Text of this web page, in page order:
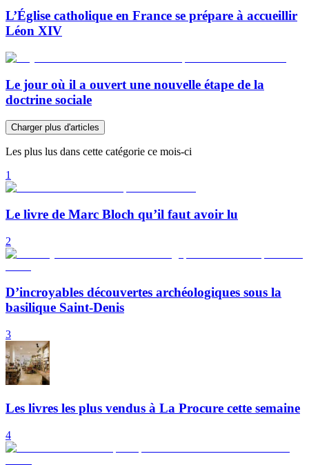
L’Église catholique en France se prépare à accueillir
Léon XIV
Le jour où il a ouvert une nouvelle étape de la
doctrine sociale
Charger plus d'articles
Les plus lus dans cette catégorie ce mois-ci
1
Le livre de Marc Bloch qu’il faut avoir lu
2
D’incroyables découvertes archéologiques sous la
basilique Saint-Denis
3
Les livres les plus vendus à La Procure cette semaine
4